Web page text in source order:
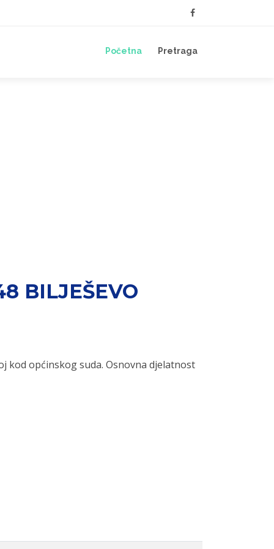
Početna Pretraga
BILJEŠEVO
kod općinskog suda. Osnovna djelatnost